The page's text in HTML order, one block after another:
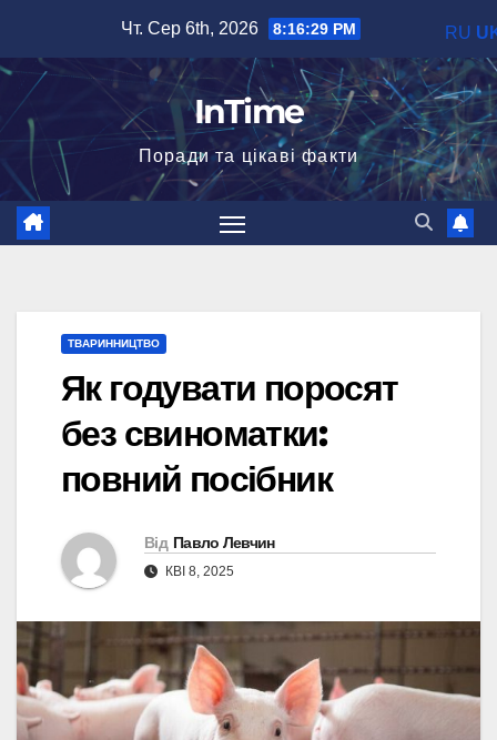
вмісту
Чт. Сер 6th, 2026 8:16:30 PM
InTime
Поради та цікаві факти
ТВАРИННИЦТВО
Як годувати поросят
без свиноматки:
повний посібник
Від Павло Левчин
КВІ 8, 2025
RU